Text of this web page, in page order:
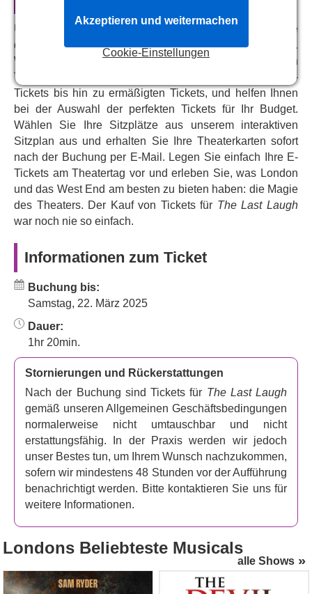
Morecambe, Simon Cartwright as Monkhouse and
Damian Williams as Cooper.
Assisted Perfromances:
Captioned, 15 March, 2:30pm
Unser zentrales Reservierungssystem verbindet Sie
direkt mit dem Kassensystem des Noel Coward Theatre.
Wir bieten Live- und vollständige Verfügbarkeit von
Tickets für
, von VIP- und Premium-
Tickets bis hin zu ermäßigten Tickets, und helfen Ihnen
bei der Auswahl der perfekten Tickets für Ihr Budget.
Wählen Sie Ihre Sitzplätze aus unserem interaktiven
Sitzplan aus und erhalten Sie Ihre Theaterkarten sofort
nach der Buchung per E-Mail. Legen Sie einfach Ihre E-
Tickets am Theatertag vor und erleben Sie, was London
und das West End am besten zu bieten haben: die Magie
des Theaters. Der Kauf von Tickets für The Last Laugh
war noch nie so einfach.
Informationen zum Ticket
Buchung bis:
Samstag, 22. März 2025
Dauer:
1hr 20min.
Stornierungen und Rückerstattungen
Nach der Buchung sind Tickets für The Last Laugh
gemäß unseren Allgemeinen Geschäftsbedingungen
normalerweise nicht umtauschbar und nicht
erstattungsfähig. In der Praxis werden wir jedoch
unser Bestes tun, um Ihrem Wunsch nachzukommen,
sofern wir mindestens 48 Stunden vor der Aufführung
benachrichtigt werden. Bitte kontaktieren Sie uns für
weitere Informationen.
alle Shows
Londons Beliebteste Musicals
Jesus Christ Superstar
(London Palladium)
The Devil Wears Prada
Cookie-Einstellungen
Akzeptieren und weitermachen